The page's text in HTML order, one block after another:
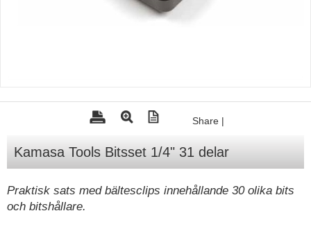
Mercury Servicedelar
Lowrance
Simrad
Share |
Kamasa Tools Bitsset 1/4" 31 delar
Praktisk sats med bältesclips innehållande 30 olika bits
och bitshållare.